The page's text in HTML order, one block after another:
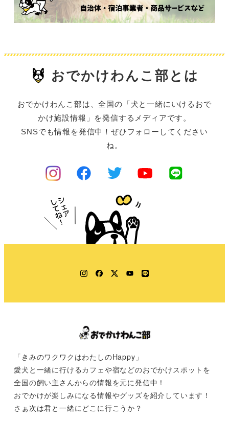
おでかけわんこ部とは
おでかけわんこ部は、全国の「犬と一緒にいけるおで
かけ施設情報」を発信するメディアです。
SNSでも情報を発信中！ぜひフォローしてください
ね。
Instagram
Facebook
TwitterYouTube
LINE
「きみのワクワクはわたしのHappy」
愛犬と一緒に行けるカフェや宿などのおでかけスポットを
全国の飼い主さんからの情報を元に発信中！
おでかけが楽しみになる情報やグッズを紹介しています！
さぁ次は君と一緒にどこに行こうか？